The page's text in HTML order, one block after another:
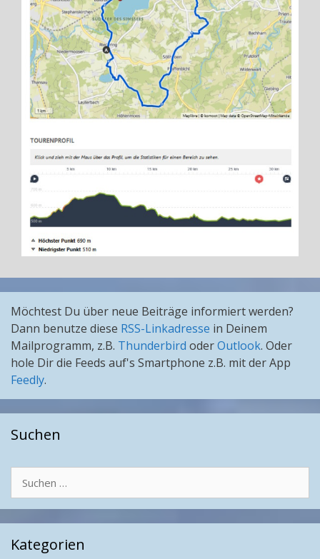
Möchtest Du über neue Beiträge informiert werden?
Dann benutze diese RSS-Linkadresse in Deinem
Mailprogramm, z.B. Thunderbird oderOutlook. Oder
hole Dir die Feeds auf's Smartphone z.B. mit der App
Feedly.
Suchen
nach:
Kategorien